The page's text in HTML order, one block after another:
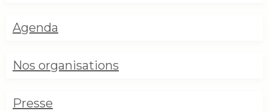
Agenda
Nos organisations
Presse